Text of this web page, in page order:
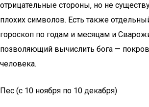
отрицательные стороны, но не
плохих символов. Есть также
гороскоп по годам и месяцам и
позволяющий вычислить бога —
человека.
Пес (с 10 ноября по 10 декабря)